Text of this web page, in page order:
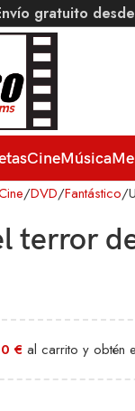
gratuito
CineMúsica
DVD Fantástico
terror
€ al carrito y obtén